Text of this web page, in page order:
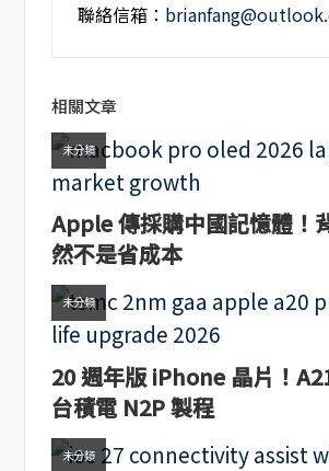
聯絡信箱：
相關文章
未分類
Apple 傳採購中國記憶體！
然不是省成本
未分類
20 週年版 iPhone 晶片！
台積電 N2P 製程
未分類